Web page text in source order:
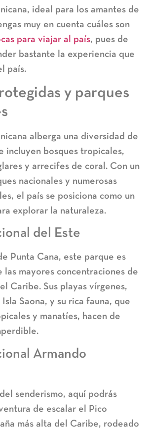
ideal para los amantes de
muy en cuenta cuáles son
para viajar al país, pues de
bastante la experiencia que
país.
y parques
alberga una diversidad de
incluyen bosques tropicales,
y arrecifes de coral. Con un
nacionales y numerosas
el país se posiciona como un
explorar la naturaleza.
del Este
Punta Cana, este parque es
las mayores concentraciones de
Caribe. Sus playas vírgenes,
Saona, y su rica fauna, que
y manatíes, hacen de
Armando
senderismo, aquí podrás
de escalar el Pico
más alta del Caribe, rodeado